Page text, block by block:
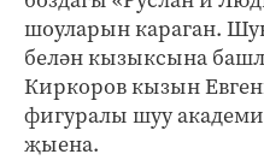
шоуларын караган.
белән кызыксына
Киркоров кызын
фигуралы шуу
җыена.